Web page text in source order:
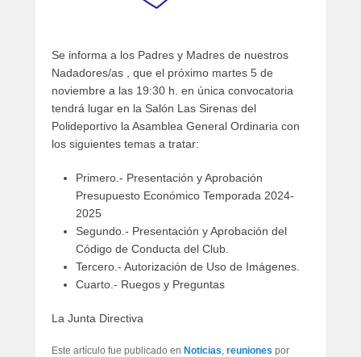
Se informa a los Padres y Madres de nuestros
Nadadores/as , que el próximo martes 5 de
noviembre a las 19:30 h. en única convocatoria
tendrá lugar en la Salón Las Sirenas del
Polideportivo la Asamblea General Ordinaria con
los siguientes temas a tratar:
Primero.- Presentación y Aprobación
Presupuesto Económico Temporada 2024-
2025
Segundo.- Presentación y Aprobación del
Código de Conducta del Club.
Tercero.- Autorización de Uso de Imágenes.
Cuarto.- Ruegos y Preguntas
La Junta Directiva
Este artículo fue publicado en Noticias reuniones por